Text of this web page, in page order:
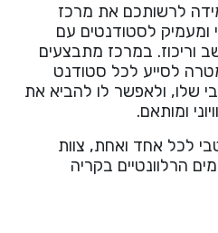
נדבר
לרשותכם את מרכז
ומעמיק לסטודנטים עם
וריכוז. במרכז מתבצעים
לסייע לכל סטודנט
שלו, ולאפשר לו להביא את
ומותאם.
לכל אחד ואחת, צוות
הרלוונטיים בקריה